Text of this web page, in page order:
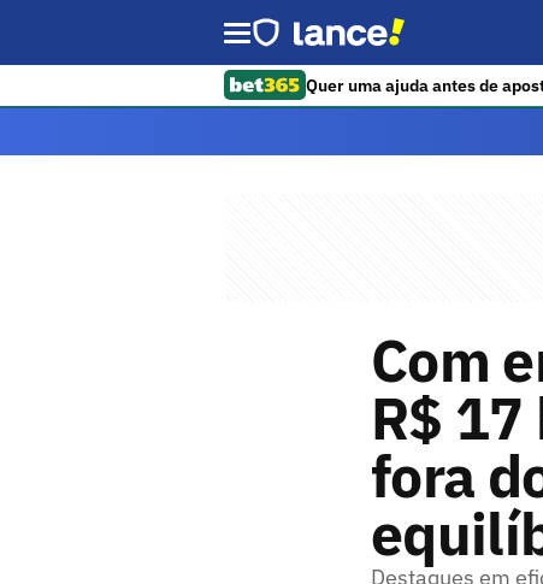
Quer uma ajuda antes de
Com
R$
fora
Destaques em